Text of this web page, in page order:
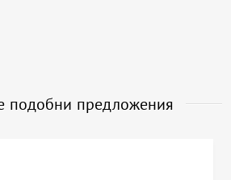
подобни предложения